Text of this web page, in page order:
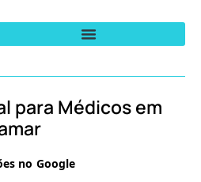
para Médicos em